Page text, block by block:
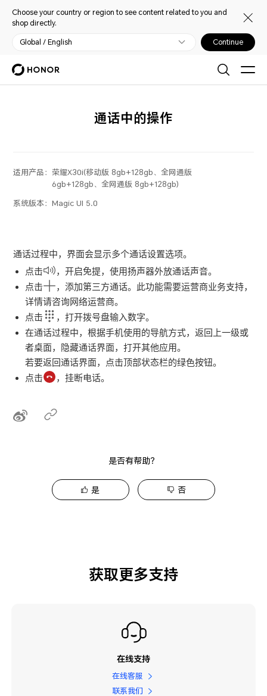
Choose your country or region to see content related to you and
shop directly.
Global / English Continue
通话中的操作
适用产品： 荣耀X30i(移动版 8gb+128gb、全网通版
6gb+128gb、全网通版 8gb+128gb)
系统版本：Magic UI 5.0
通话过程中，界面会显示多个通话设置选项。
点击
，开启免提，使用扬声器外放通话声音。
点击
，添加第三方通话。此功能需要运营商业务支持，
详情请咨询网络运营商。
点击
，打开拨号盘输入数字。
在通话过程中，根据手机使用的导航方式，返回上一级或
者桌面，隐藏通话界面，打开其他应用。
若要返回通话界面，点击顶部状态栏的绿色按钮。
点击
，挂断电话。
是否有帮助？
是 否
获取更多支持
在线支持
在线客服
联系我们